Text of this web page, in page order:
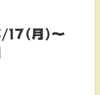
17(月)～